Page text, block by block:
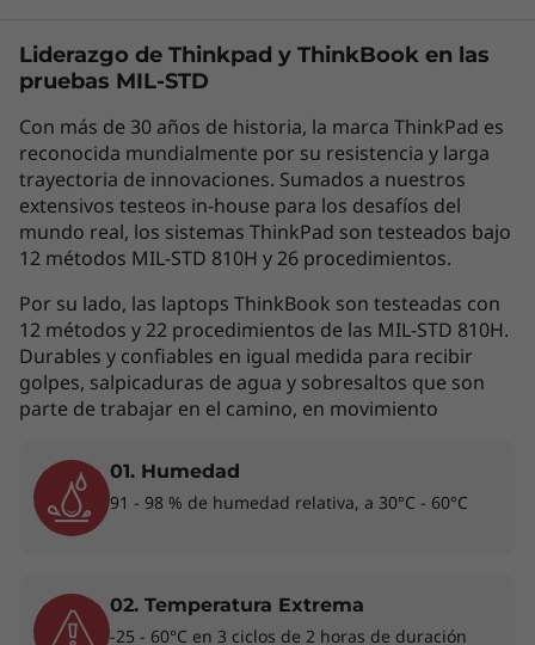
Los accesorios exhibidos no están incluidos
Las características de cada producto pueden
variar según el país de adquisición del mismo,
por lo que la siguiente descripción no debe ser
interpretada como un compromiso
contractual. Te invitamos a revisar las
características específicas para cada producto
antes de realizar la compra online en la sección
'Ver Modelos' de esta misma página, o con un
asesor de ventas si es en una tienda física.
Conexión permanente
La laptop ThinkPad L14 (AMD) te facilita la vida
revisa la configuración de tu equipo antes de la
Liderazgo de Thinkpad y ThinkBook en las
pruebas MIL-STD
Con más de 30 años de historia, la marca ThinkPad es
reconocida mundialmente por su resistencia y larga
trayectoria de innovaciones. Sumados a nuestros
extensivos testeos in-house para los desafíos del
mundo real, los sistemas ThinkPad son testeados bajo
12 métodos MIL-STD 810H y 26 procedimientos.
Por su lado, las laptops ThinkBook son testeadas con
12 métodos y 22 procedimientos de las MIL-STD 810H.
Durables y confiables en igual medida para recibir
golpes, salpicaduras de agua y sobresaltos que son
parte de trabajar en el camino, en movimiento
01. Humedad
91 - 98 % de humedad relativa, a 30°C - 60°C
02. Temperatura Extrema
-25 - 60°C en 3 ciclos de 2 horas de duración